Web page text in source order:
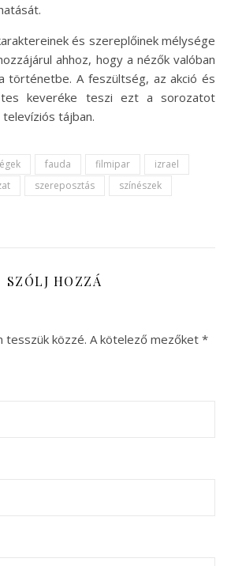
és szereplőinek mélysége
ahhoz, hogy a nézők valóban
történetbe. A feszültség, az akció és
keveréke teszi ezt a sorozatot
tájban.
fauda filmipar
izrael
szereposztás
színészek
SZÓLJ HOZZÁ
tesszük közzé. A kötelező mezőket *